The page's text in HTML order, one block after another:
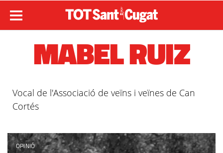
MABEL RUIZ
Vocal de l'Associació de veïns i veïnes de Can
Cortés
OPINIÓ